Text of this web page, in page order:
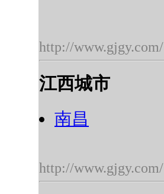
http://www.gjgy.com/
江西城市
南昌
http://www.gjgy.com/